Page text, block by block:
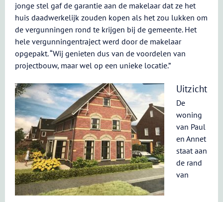
jonge stel gaf de garantie aan de makelaar dat ze het
huis daadwerkelijk zouden kopen als het zou lukken om
de vergunningen rond te krijgen bij de gemeente. Het
hele vergunningentraject werd door de makelaar
opgepakt. “Wij genieten dus van de voordelen van
projectbouw, maar wel op een unieke locatie.”
Uitzicht
De
woning
van Paul
en Annet
staat aan
de rand
van